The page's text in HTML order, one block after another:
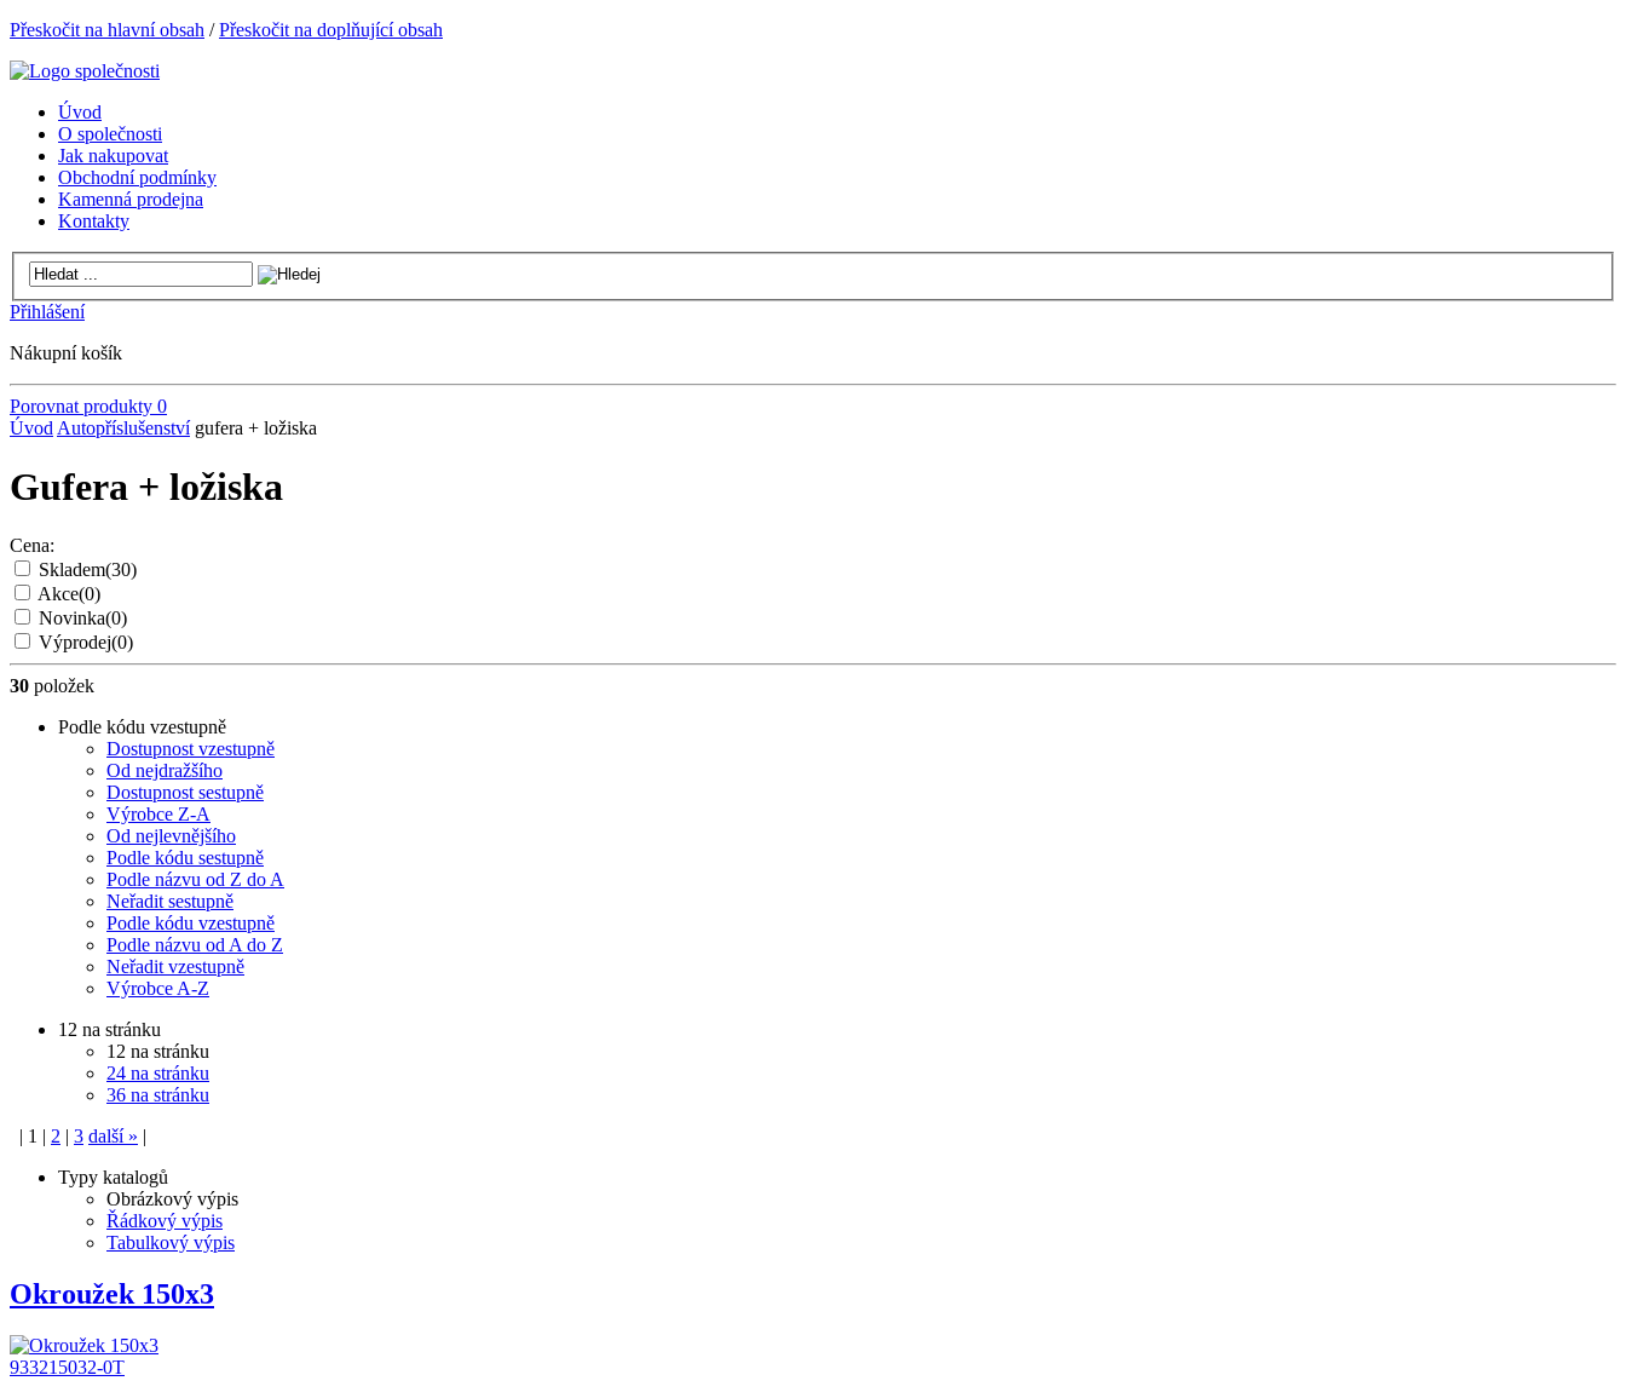
Přeskočit na hlavní obsah /Přeskočit na doplňující obsah
Úvod
O společnosti
Jak nakupovat
Obchodní podmínky
Kamenná prodejna
Kontakty
Přihlášení
Nákupní košík
Porovnat produkty 0
Úvod Autopříslušenství gufera + ložiska
Gufera + ložiska
Cena:
Skladem(30)
Akce(0)
Novinka(0)
Výprodej(0)
30 položek
Podle kódu vzestupně
Dostupnost vzestupně
Od nejdražšího
Dostupnost sestupně
Výrobce Z-A
Od nejlevnějšího
Podle kódu sestupně
Podle názvu od Z do A
Neřadit sestupně
Podle kódu vzestupně
Podle názvu od A do Z
Neřadit vzestupně
Výrobce A-Z
12 na stránku
12 na stránku
24 na stránku
36 na stránku
1 2 3 další »
Typy katalogů
Obrázkový výpis
Řádkový výpis
Tabulkový výpis
Okroužek 150x3
933215032-0T